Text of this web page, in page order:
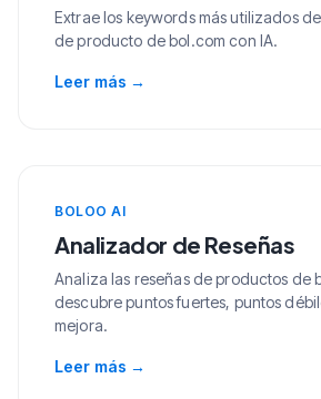
Extrae los keywords más utilizados
de producto de bol.com con IA.
Leer más →
BOLOO AI
Analizador de Reseñas
Analiza las reseñas de productos de
descubre puntos fuertes, puntos
mejora.
Leer más →